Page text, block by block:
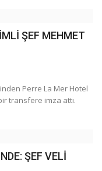
ŞEF MEHMET
Perre La Mer Hotel
transfere imza attı.
ŞEF VELİ